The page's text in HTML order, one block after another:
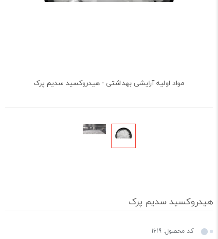
مواد اولیه آرایشی بهداشتی - هیدروکسید سدیم پرک
هیدروکسید سدیم پرک
کد محصول: 1619